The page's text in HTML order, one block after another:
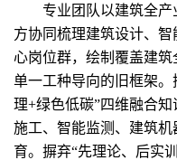
专业团队以建筑全产
方协同梳理建筑设计、
心岗位群，绘制覆盖建
单一工种导向的旧框架
理+绿色低碳”四维融合
施工、智能监测、建筑
育。摒弃“先理论、后实